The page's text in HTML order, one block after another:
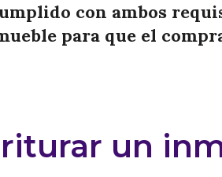
con ambos
para que el
un